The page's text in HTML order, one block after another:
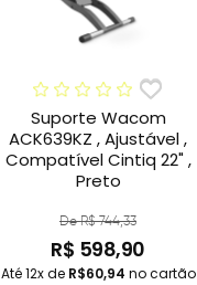
Suporte Wacom
ACK639KZ , Ajustável ,
Compatível Cintiq 22" ,
Preto
De R$ 744,33
R$ 598,90
Até 12x de R$60,94 no cartão